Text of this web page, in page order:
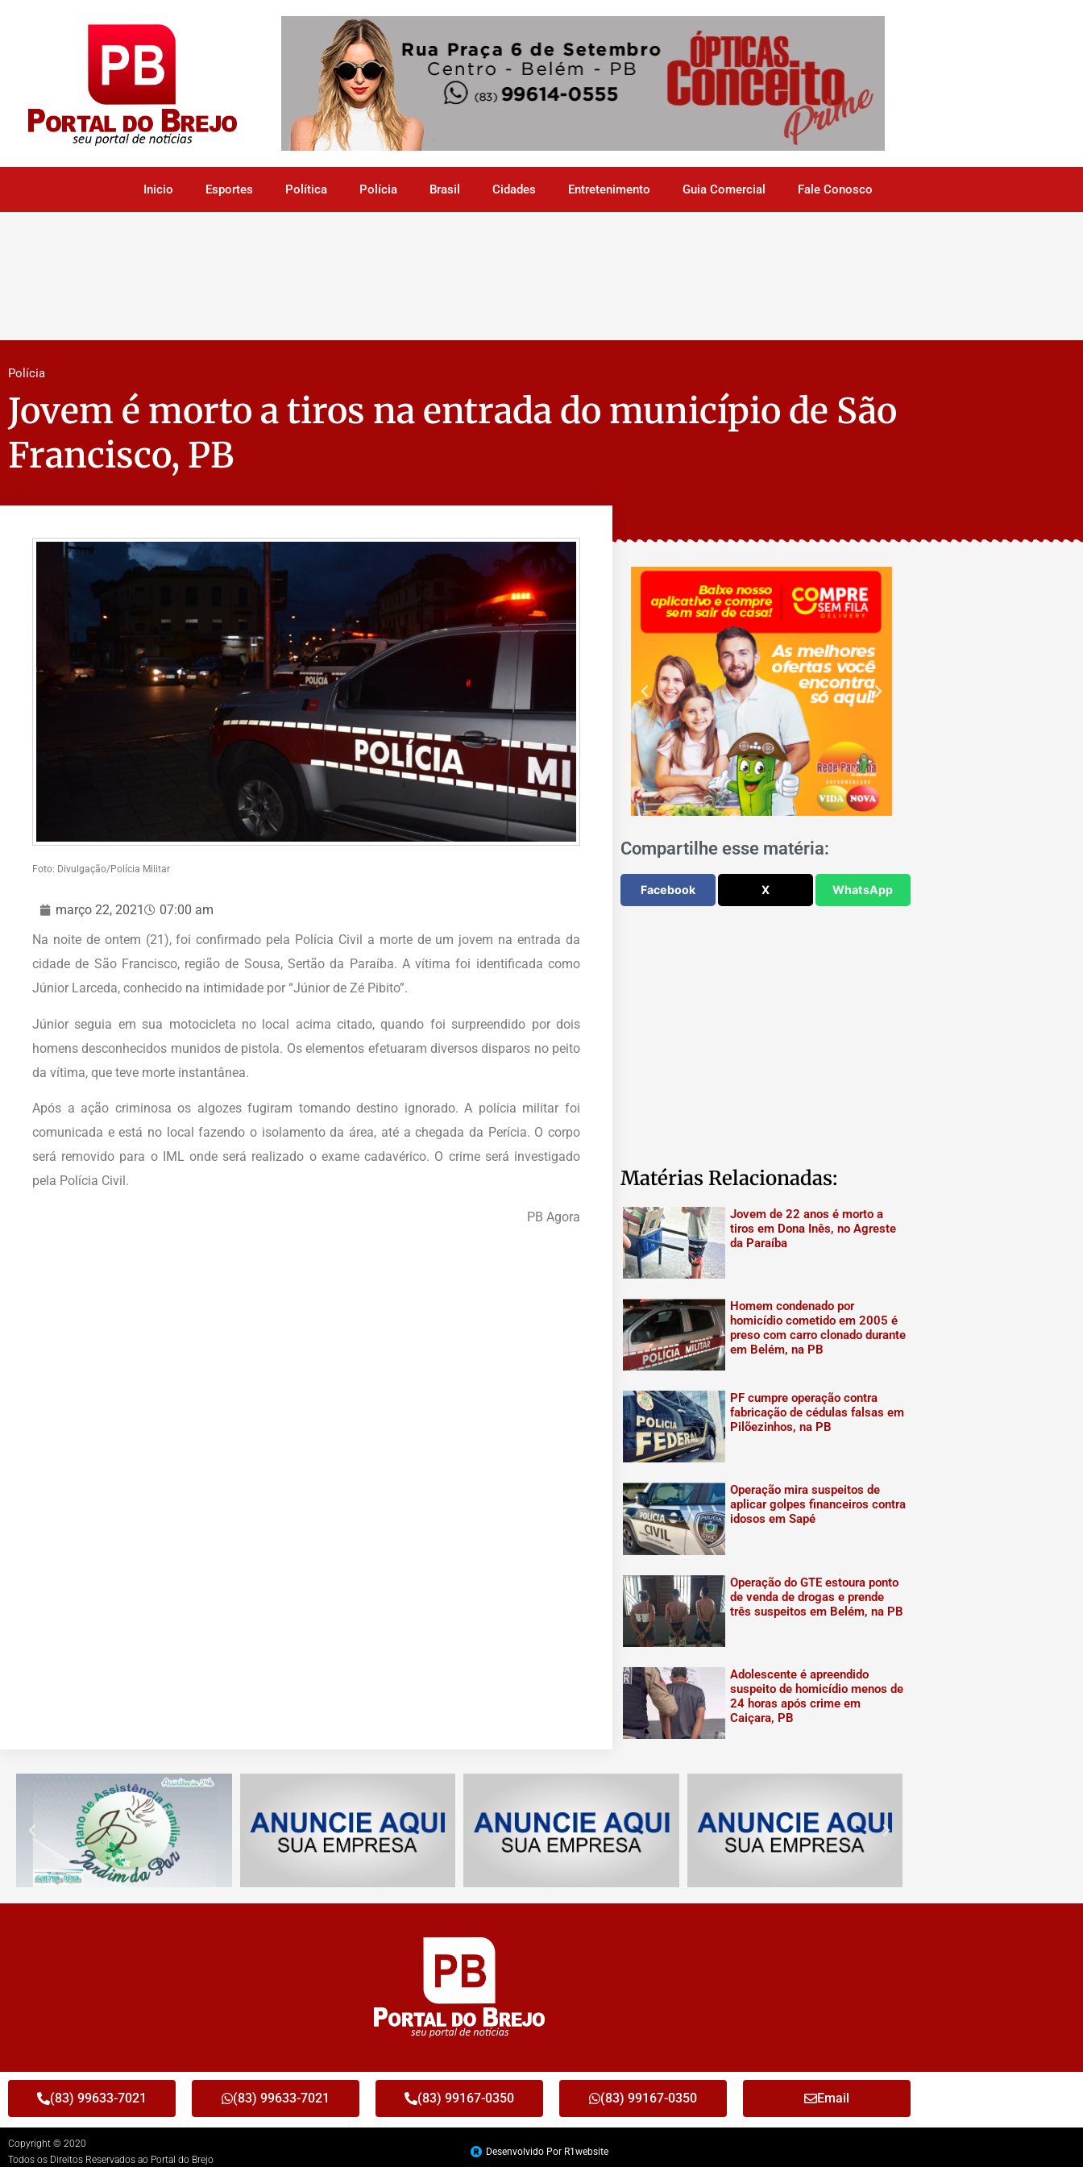
Inicio Esportes Política Polícia Brasil Cidades Entretenimento Guia Comercial Fale Conosco
Polícia
Jovem é morto a tiros na entrada do município de São
Francisco, PB
Foto: Divulgação/Polícia Militar
março 22, 2021
07:00 am
Na noite de ontem (21), foi confirmado pela Polícia Civil a morte de um jovem na entrada da
cidade de São Francisco, região de Sousa, Sertão da Paraíba. A vítima foi identificada como
Júnior Larceda, conhecido na intimidade por “Júnior de Zé Pibito”.
Júnior seguia em sua motocicleta no local acima citado, quando foi surpreendido por dois
homens desconhecidos munidos de pistola. Os elementos efetuaram diversos disparos no peito
da vítima, que teve morte instantânea.
Após a ação criminosa os algozes fugiram tomando destino ignorado. A polícia militar foi
comunicada e está no local fazendo o isolamento da área, até a chegada da Perícia. O corpo
será removido para o IML onde será realizado o exame cadavérico. O crime será investigado
pela Polícia Civil.
PB Agora
Compartilhe esse matéria:
Facebook X WhatsApp
Matérias Relacionadas:
Jovem de 22 anos é morto a
tiros em Dona Inês, no Agreste
da Paraíba
Homem condenado por
homicídio cometido em 2005 é
preso com carro clonado durante
em Belém, na PB
PF cumpre operação contra
fabricação de cédulas falsas em
Pilõezinhos, na PB
Operação mira suspeitos de
aplicar golpes financeiros contra
idosos em Sapé
Operação do GTE estoura ponto
de venda de drogas e prende
três suspeitos em Belém, na PB
Adolescente é apreendido
suspeito de homicídio menos de
24 horas após crime em
Caiçara, PB
(83) 99633-7021 (83) 99633-7021 (83) 99167-0350 (83) 99167-0350 Email
Copyright © 2020
Todos os Direitos Reservados ao Portal do Brejo
Desenvolvido Por R1website